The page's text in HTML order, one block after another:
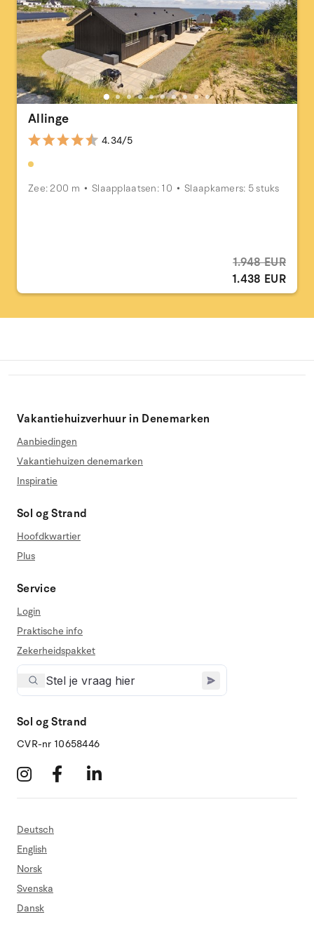
Allinge
4.34/5
Zee: 200 m Slaapplaatsen: 10 Slaapkamers: 5 stuks
1.948 EUR
1.438 EUR
Vakantiehuizverhuur in Denemarken
Aanbiedingen
Vakantiehuizen denemarken
Inspiratie
Sol og Strand
Hoofdkwartier
Plus
Service
Login
Praktische info
Zekerheidspakket
Sol og Strand
CVR-nr 10658446
Deutsch
English
Norsk
Svenska
Dansk